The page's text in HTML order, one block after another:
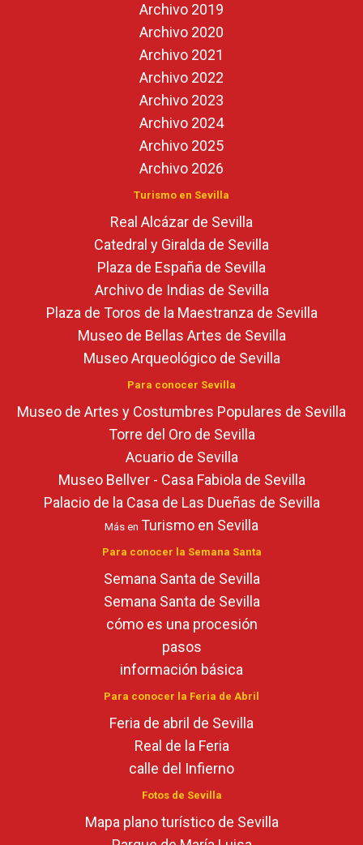
Archivo 2019
Archivo 2020
Archivo 2021
Archivo 2022
Archivo 2023
Archivo 2024
Archivo 2025
Archivo 2026
Turismo en Sevilla
Real Alcázar de Sevilla
Catedral y Giralda de Sevilla
Plaza de España de Sevilla
Archivo de Indias de Sevilla
Plaza de Toros de la Maestranza de Sevilla
Museo de Bellas Artes de Sevilla
Museo Arqueológico de Sevilla
Para conocer Sevilla
Museo de Artes y Costumbres Populares de Sevilla
Torre del Oro de Sevilla
Acuario de Sevilla
Museo Bellver - Casa Fabiola de Sevilla
Palacio de la Casa de Las Dueñas de Sevilla
Más en Turismo en Sevilla
Para conocer la Semana Santa
Semana Santa de Sevilla
Semana Santa de Sevilla
cómo es una procesión
pasos
información básica
Para conocer la Feria de Abril
Feria de abril de Sevilla
Real de la Feria
calle del Infierno
Fotos de Sevilla
Mapa plano turístico de Sevilla